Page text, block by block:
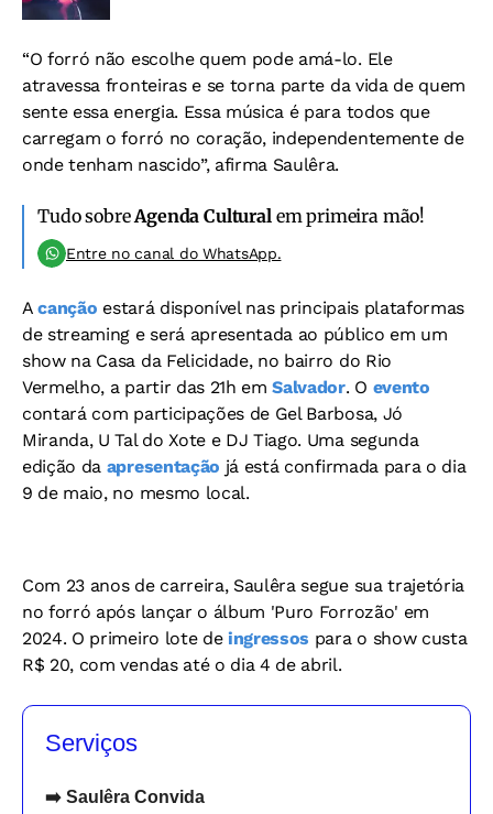
“O forró não escolhe quem pode amá-lo. Ele
atravessa fronteiras e se torna parte da vida de quem
sente essa energia. Essa música é para todos que
carregam o forró no coração, independentemente de
onde tenham nascido”, afirma Saulêra.
Tudo sobreAgenda Cultural em primeira mão!
Entre no canal do WhatsApp.
Acanção estará disponível nas principais plataformas
de streaming e será apresentada ao público em um
show na Casa da Felicidade, no bairro do Rio
Vermelho, a partir das 21h emSalvador. O evento
contará com participações de Gel Barbosa, Jó
Miranda, U Tal do Xote e DJ Tiago. Uma segunda
edição da apresentação já está confirmada para o dia
9 de maio, no mesmo local.
Com 23 anos de carreira, Saulêra segue sua trajetória
no forró após lançar o álbum 'Puro Forrozão' em
2024. O primeiro lote de ingressos para o show custa
R$ 20, com vendas até o dia 4 de abril.
Serviços
➡️ Saulêra Convida